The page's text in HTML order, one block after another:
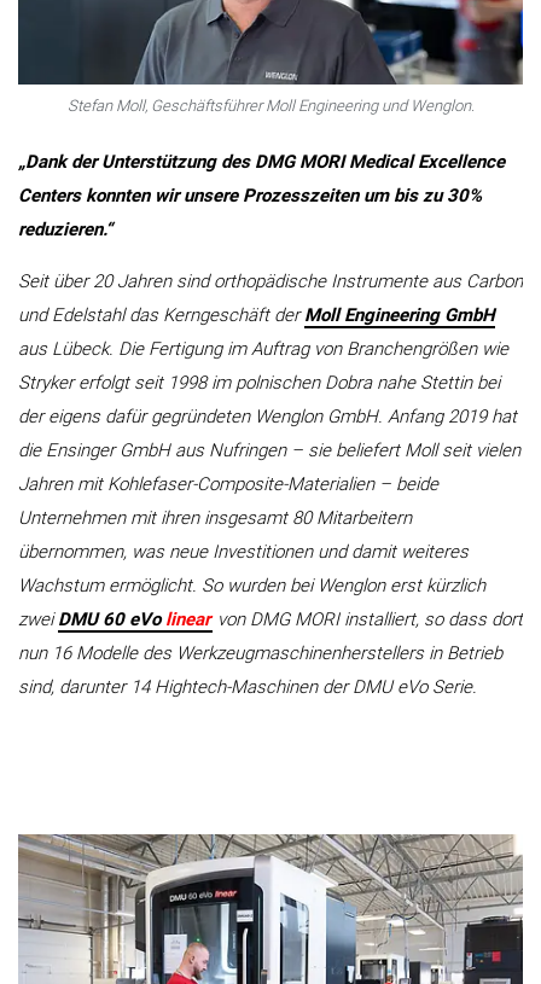
Stefan Moll, Geschäftsführer Moll Engineering und Wenglon.
„Dank der Unterstützung des DMG MORI Medical Excellence
Centers konnten wir unsere Prozesszeiten um bis zu 30%
reduzieren.“
Seit über 20 Jahren sind orthopädische Instrumente aus Carbon
und Edelstahl das Kerngeschäft derMoll Engineering GmbH
aus Lübeck. Die Fertigung im Auftrag von Branchengrößen wie
Stryker erfolgt seit 1998 im polnischen Dobra nahe Stettin bei
der eigens dafür gegründeten Wenglon GmbH. Anfang 2019 hat
die Ensinger GmbH aus Nufringen – sie beliefert Moll seit vielen
Jahren mit Kohlefaser-Composite-Materialien – beide
Unternehmen mit ihren insgesamt 80 Mitarbeitern
übernommen, was neue Investitionen und damit weiteres
Wachstum ermöglicht. So wurden bei Wenglon erst kürzlich
zweiDMU 60 eVolinearvon DMG MORI installiert, so dass dort
nun 16 Modelle des Werkzeugmaschinenherstellers in Betrieb
sind, darunter 14 Hightech-Maschinen der DMU eVo Serie.